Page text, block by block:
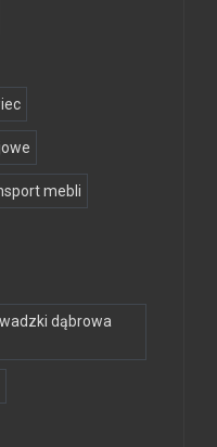
mebli
dąbrowa